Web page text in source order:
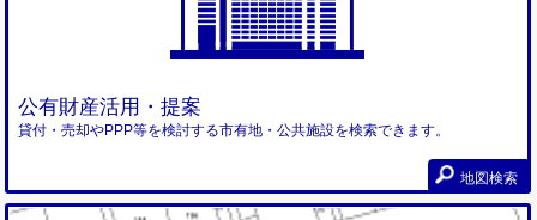
公有財産活用・提案
貸付・売却やPPP等を検討する市有地・公共施設を検索できます。
地図検索